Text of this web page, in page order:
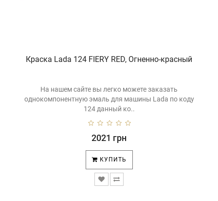
Краска Lada 124 FIERY RED, Огненно-красный
На нашем сайте вы легко можете заказать
однокомпонентную эмаль для машины Lada по коду
124 данный ко..
2021 грн
КУПИТЬ